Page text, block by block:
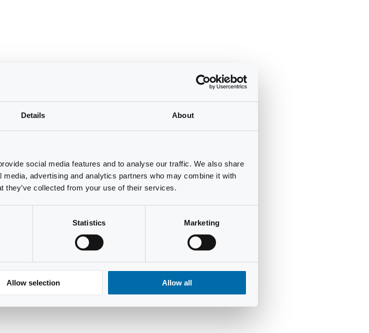
Details About
social media features and to analyse our traffic. We also share
advertising and analytics partners who may combine it with
they’ve collected from your use of their services.
Statistics Marketing
Allow selection Allow all